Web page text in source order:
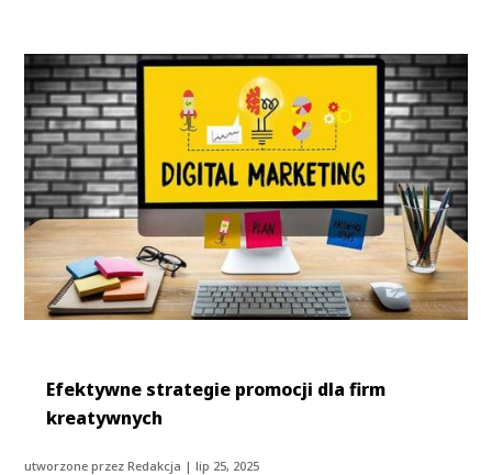
Efektywne strategie promocji dla firm
kreatywnych
utworzone przezRedakcja |lip 25, 2025